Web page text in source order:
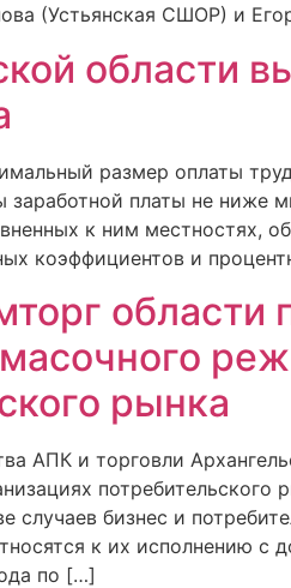
(Устьянская СШОР) и
области
размер оплаты
заработной платы не
к ним местностях,
коэффициентов и
области
рынка
АПК и торговли
случаев бизнес и
к их исполнению с
по […]